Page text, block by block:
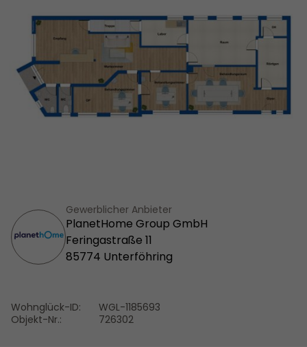
Gewerblicher Anbieter
PlanetHome Group GmbH
Feringastraße 11
85774 Unterföhring
Wohnglück-ID:
Objekt-Nr.:
WGL-1185693
726302